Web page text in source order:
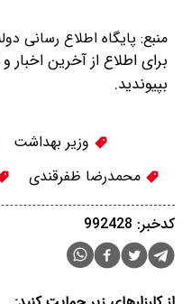
منبع: پایگاه اطلاع رسانی
برای اطلاع از آخرین
بپیوندید.
وزیر بهداشت
محمدرضا ظفرقندی
کدخبر: 992428